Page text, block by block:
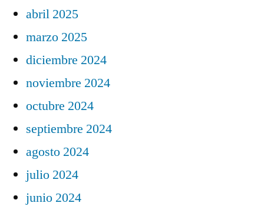
abril 2025
marzo 2025
diciembre 2024
noviembre 2024
octubre 2024
septiembre 2024
agosto 2024
julio 2024
junio 2024